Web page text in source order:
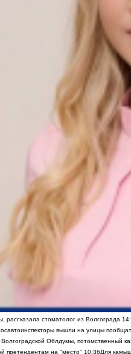
рассказала стоматолог из Волгограда
вышли на улицы
Облдумы, потомственный
претендентам на "место" 10:36Для